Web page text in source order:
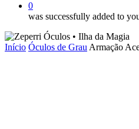
0
was successfully added to
Início Óculos de Grau Armação